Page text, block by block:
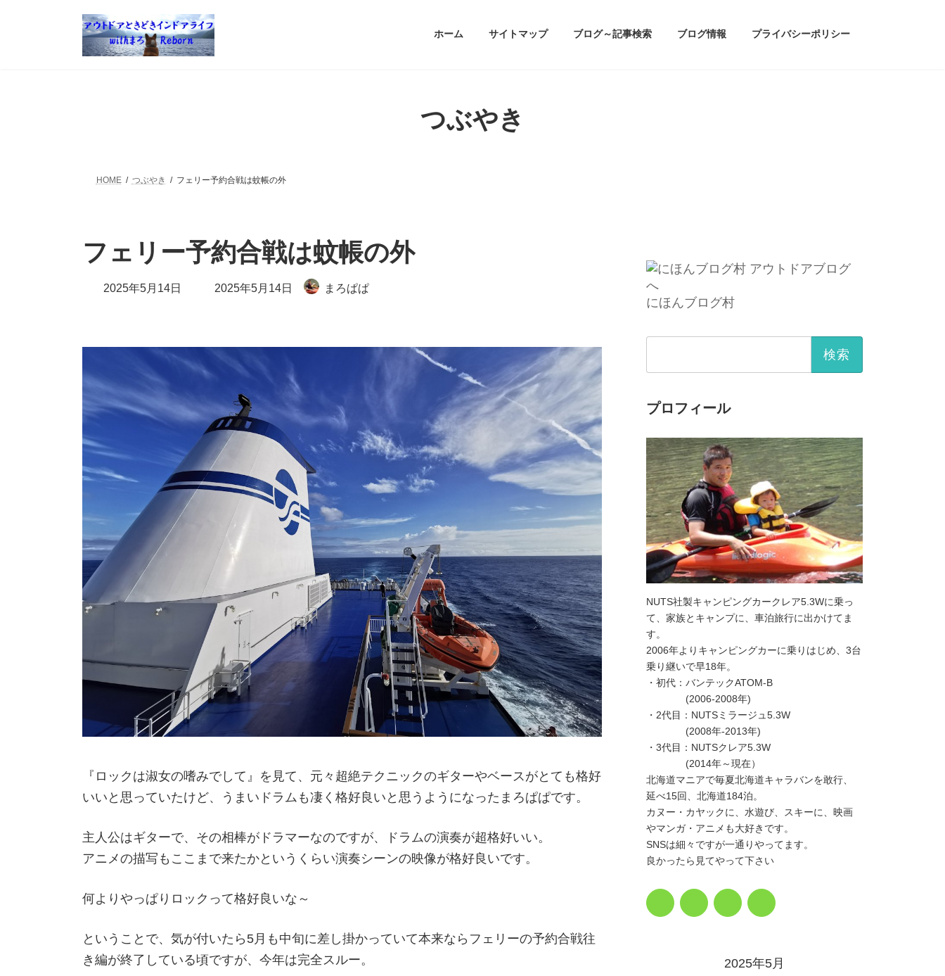
ホーム サイトマップ ブログ～記事検索 ブログ情報 プライバシーポリシー
つぶやき
HOME つぶやき フェリー予約合戦は蚊帳の外
フェリー予約合戦は蚊帳の外
2025年5月14日
最
2025年5月14日 まろぱぱ
『ロックは淑女の嗜みでして』を見て、元々超絶テクニックのギターやベースがとても格好
いいと思っていたけど、うまいドラムも凄く格好良いと思うようになったまろぱぱです。
主人公はギターで、その相棒がドラマーなのですが、ドラムの演奏が超格好いい。
アニメの描写もここまで来たかというくらい演奏シーンの映像が格好良いです。
何よりやっぱりロックって格好良いな～
ということで、気が付いたら5月も中旬に差し掛かっていて本来ならフェリーの予約合戦往
き編が終了している頃ですが、今年は完全スルー。
にほんブログ村
プロフィール
NUTS社製キャンピングカークレア5.3Wに乗っ
て、家族とキャンプに、車泊旅行に出かけてま
す。
2006年よりキャンピングカーに乗りはじめ、3台
乗り継いで早18年。
・初代：バンテックATOM-B
(2006-2008年)
・2代目：NUTSミラージュ5.3W
(2008年-2013年)
・3代目：NUTSクレア5.3W
(2014年～現在）
北海道マニアで毎夏北海道キャラバンを敢行、
延べ15回、北海道184泊。
カヌー・カヤックに、水遊び、スキーに、映画
やマンガ・アニメも大好きです。
SNSは細々ですが一通りやってます。
良かったら見てやって下さい
2025年5月